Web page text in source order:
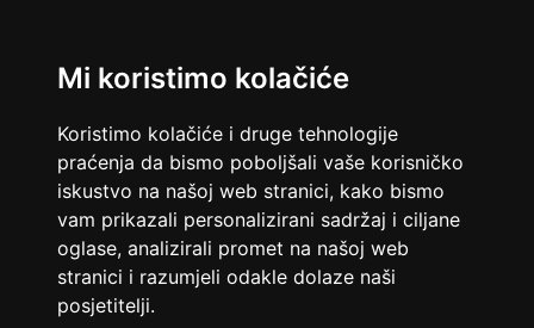
Mi koristimo kolačiće
Koristimo kolačiće i druge tehnologije
praćenja da bismo poboljšali vaše korisničko
iskustvo na našoj web stranici, kako bismo
vam prikazali personalizirani sadržaj i ciljane
oglase, analizirali promet na našoj web
stranici i razumjeli odakle dolaze naši
posjetitelji.